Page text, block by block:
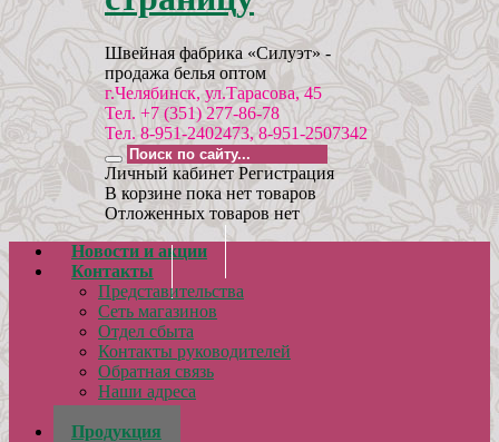
Швейная фабрика «Силуэт» -
продажа белья оптом
г.Челябинск, ул.Тарасова, 45
Тел. +7 (351) 277-86-78
Тел. 8-951-2402473, 8-951-2507342
Личный кабинет Регистрация
В корзине пока нет товаров
Отложенных товаров нет
Новости и акции
Контакты
Представительства
Сеть магазинов
Отдел сбыта
Контакты руководителей
Обратная связь
Наши адреса
Реквизиты
Продукция